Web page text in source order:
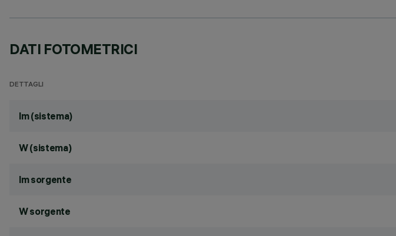
DATI FOTOMETRICI
DETTAGLI
lm (sistema)
W (sistema)
lm sorgente
W sorgente